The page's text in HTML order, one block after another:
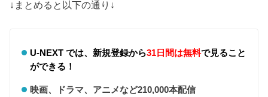
↓まとめると以下の通り↓
U-NEXT では、新規登録から31日間は無料で見ること
ができる！
映画、ドラマ、アニメなど210,000本配信